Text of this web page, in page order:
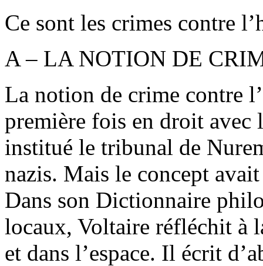
Ce sont les crimes contre
A – LA NOTION DE
La notion de crime contre
première fois en droit avec
institué le tribunal de
nazis. Mais le concept
Dans son Dictionnaire
locaux, Voltaire réfléchit à
et dans l’espace. Il écrit